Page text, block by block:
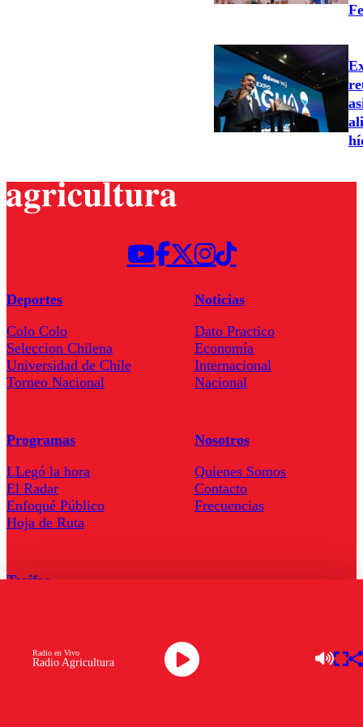
Radio Agricultura
Radio en Vivo
Deportes
Colo Colo
Seleccion Chilena
Universidad de Chile
Torneo Nacional
Noticias
Dato Practico
Economía
Internacional
Nacional
Programas
LLegó la hora
El Radar
Enfoqué Público
Hoja de Ruta
Nosotros
Quienes Somos
Contacto
Frecuencias
Tarifas